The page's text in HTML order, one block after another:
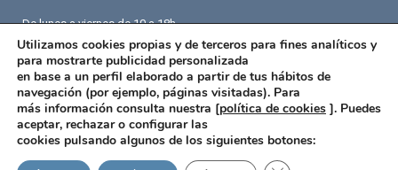
De lunes a viernes de 10 a 18h.
T. 93 426 84 84
F. 93 426 18 87
info@fermaseguros.com
Avinguda de Mistral 10
Entresuelo – 6 puerta
08015 Barcelona
Utilizamos cookies propias y de terceros para fines analíticos y
para mostrarte publicidad personalizada
en base a un perfil elaborado a partir de tus hábitos de
navegación (por ejemplo, páginas visitadas). Para
más información consulta nuestra [política de cookies ]. Puedes
aceptar, rechazar o configurar las
cookies pulsando algunos de los siguientes botones: